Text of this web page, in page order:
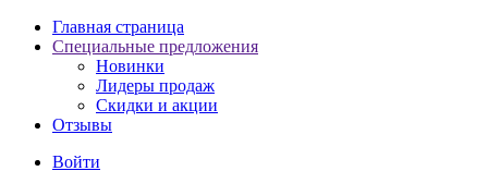
Главная страница
Специальные предложения
Новинки
Лидеры продаж
Скидки и акции
Отзывы
Войти